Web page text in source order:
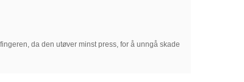
da den utøver minst press, for å unngå skade